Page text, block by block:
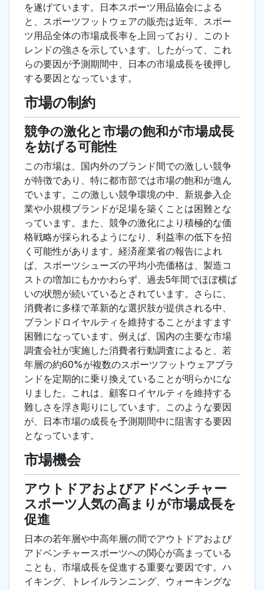
を遂げています。日本スポーツ用品協会による
と、スポーツフットウェアの販売は近年、スポー
ツ用品全体の市場成長率を上回っており、このト
レンドの強さを示しています。したがって、これ
らの要因が予測期間中、日本の市場成長を後押し
する要因となっています。
市場の制約
競争の激化と市場の飽和が市場成長
を妨げる可能性
この市場は、国内外のブランド間での激しい競争
が特徴であり、特に都市部では市場の飽和が進ん
でいます。この激しい競争環境の中、新規参入企
業や小規模ブランドが足場を築くことは困難とな
っています。また、競争の激化により積極的な価
格戦略が採られるようになり、利益率の低下を招
く可能性があります。経済産業省の報告によれ
ば、スポーツシューズの平均小売価格は、製造コ
ストの増加にもかかわらず、過去5年間でほぼ横ば
いの状態が続いているとされています。さらに、
消費者に多様で革新的な選択肢が提供される中、
ブランドロイヤルティを維持することがますます
困難になっています。例えば、国内の主要な市場
調査会社が実施した消費者行動調査によると、若
年層の約60%が複数のスポーツフットウェアブラ
ンドを定期的に乗り換えていることが明らかにな
りました。これは、顧客ロイヤルティを維持する
難しさを浮き彫りにしています。このような要因
が、日本市場の成長を予測期間中に阻害する要因
となっています。
市場機会
アウトドアおよびアドベンチャー
スポーツ人気の高まりが市場成長を
促進
日本の若年層や中高年層の間でアウトドアおよび
アドベンチャースポーツへの関心が高まっている
ことも、市場成長を促進する重要な要因です。ハ
イキング、トレイルランニング、ウォーキングな